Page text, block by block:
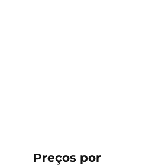
Preços por